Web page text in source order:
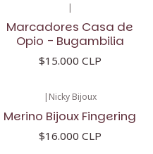
|
Marcadores Casa de
Opio - Bugambilia
$15.000 CLP
| Nicky Bijoux
Merino Bijoux Fingering
$16.000 CLP